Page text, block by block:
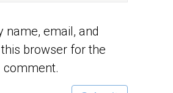
name, email, and
browser for the
comment.